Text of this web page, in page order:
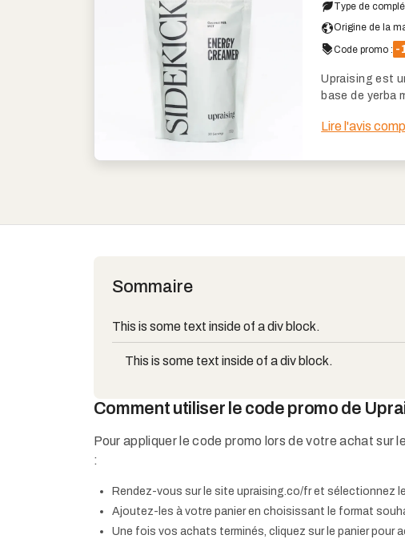
Type de
Origine de la
Code promo : -
Upraising est
base de yerba
d'énergie.
Lire l'avis
Sommaire
This is some text inside of a div block.
This is some text inside of a div block.
Comment utiliser le code promo de
Pour appliquer le code promo lors de votre achat
:
Rendez-vous sur le site upraising.co/fr et sélectionnez
Ajoutez-les à votre panier en choisissant le format
Une fois vos achats terminés, cliquez sur le panier pour